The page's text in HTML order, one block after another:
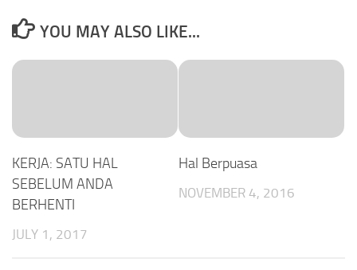
YOU MAY ALSO LIKE...
KERJA: SATU HAL
SEBELUM ANDA
BERHENTI
JULY 1, 2017
Hal Berpuasa
NOVEMBER 4, 2016